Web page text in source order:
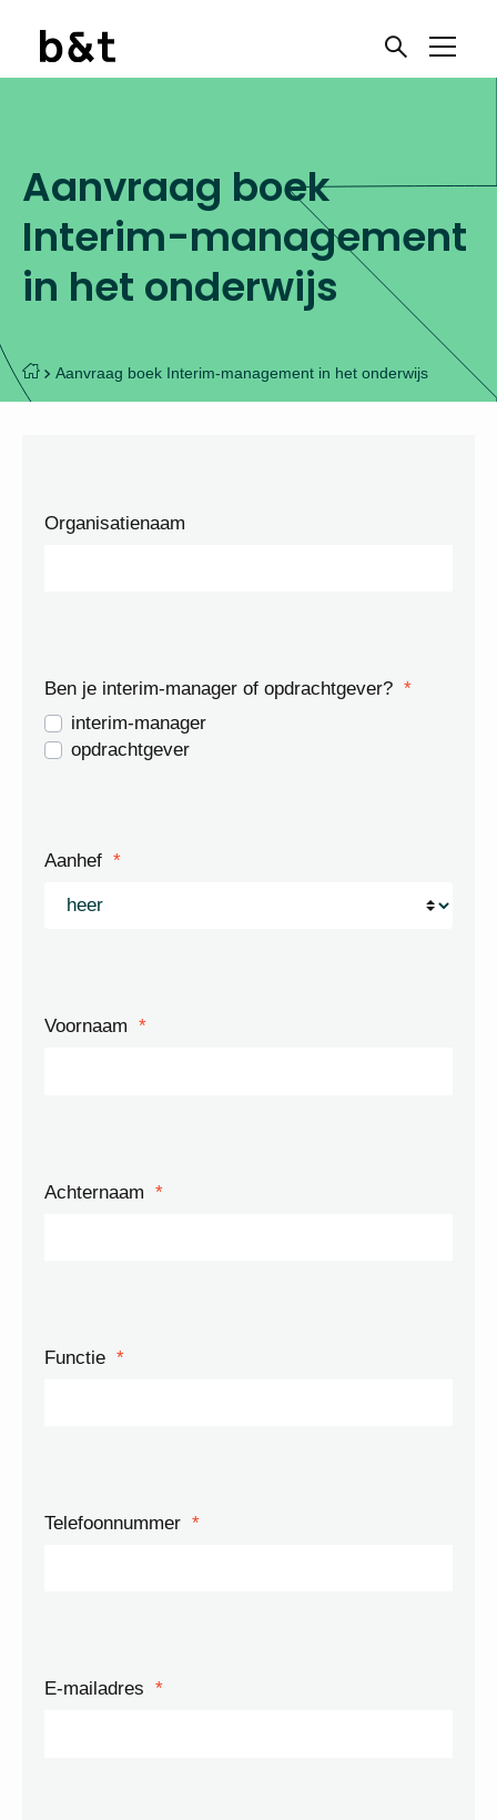
Aanvraag boek
Interim-management
in het onderwijs
Aanvraag boek Interim-management in het onderwijs
Organisatienaam
Ben je interim-manager of opdrachtgever? *
interim-manager
opdrachtgever
Aanhef *
Voornaam *
Achternaam *
Functie *
Telefoonnummer *
E-mailadres *